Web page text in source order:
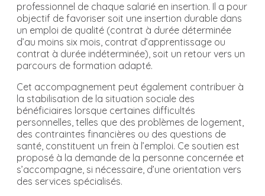
professionnel de chaque salarié en insertion. Il a pour
objectif de favoriser soit une insertion durable dans
un emploi de qualité (contrat à durée déterminée
d’au moins six mois, contrat d’apprentissage ou
contrat à durée indéterminée), soit un retour vers un
parcours de formation adapté.
Cet accompagnement peut également contribuer à
la stabilisation de la situation sociale des
bénéficiaires lorsque certaines difficultés
personnelles, telles que des problèmes de logement,
des contraintes financières ou des questions de
santé, constituent un frein à l’emploi. Ce soutien est
proposé à la demande de la personne concernée et
s’accompagne, si nécessaire, d’une orientation vers
des services spécialisés.